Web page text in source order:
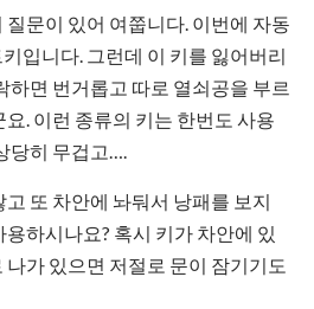
문이 있어 여쭙니다. 이번에 자동
입니다. 그런데 이 키를 잃어버리
하면 번거롭고 따로 열쇠공을 부르
. 이런 종류의 키는 한번도 사용
당히 무겁고….
또 차안에 놔둬서 낭패를 보지
하시나요? 혹시 키가 차안에 있
가 있으면 저절로 문이 잠기기도